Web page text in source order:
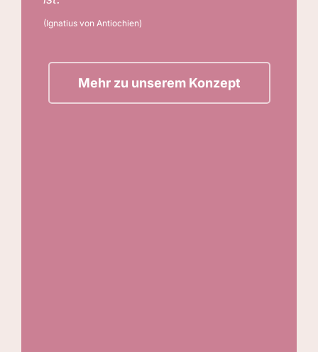
(Ignatius von Antiochien)
Mehr zu unserem Konzept